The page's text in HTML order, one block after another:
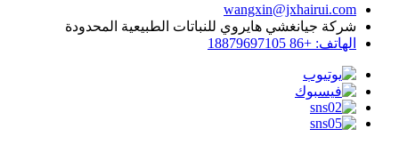
wangxin@jxhairui.com
شركة جيانغشي هايروي للنباتات الطبيعية المحدودة
الهاتف: +86 18879697105